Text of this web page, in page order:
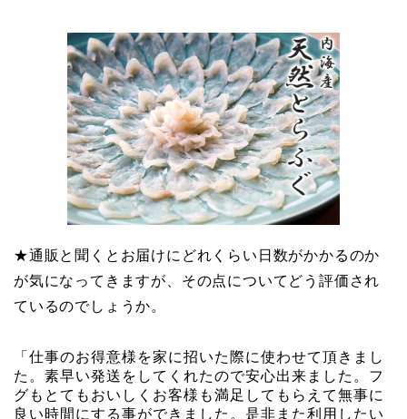
★通販と聞くとお届けにどれくらい日数がかかるのか
が気になってきますが、その点についてどう評価され
ているのでしょうか。
「仕事のお得意様を家に招いた際に使わせて頂きまし
た。素早い発送をしてくれたので安心出来ました。フ
グもとてもおいしくお客様も満足してもらえて無事に
良い時間にする事ができました。是非また利用したい